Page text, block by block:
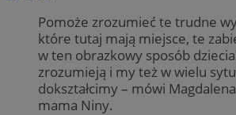
Pomoże zrozumieć te trudne
które tutaj mają miejsce, te
w ten obrazkowy sposób
zrozumieją i my też w wielu
dokształcimy – mówi
mama Niny.